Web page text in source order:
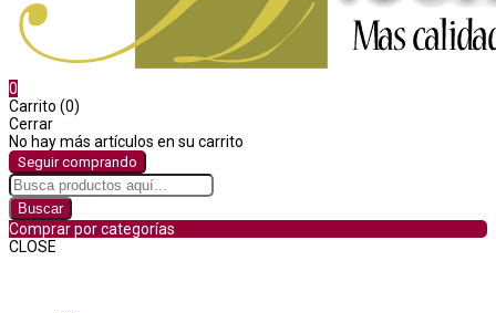
0
Carrito (0)
Cerrar
No hay más artículos en su carrito
Seguir comprando
Buscar
Comprar por categorías
CLOSE